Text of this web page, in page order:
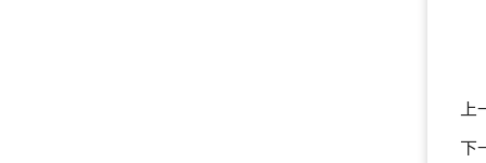
下